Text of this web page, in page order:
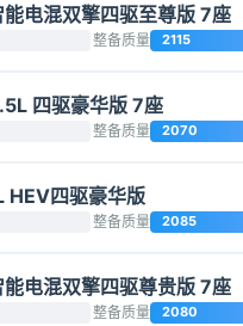
电混双擎四驱至尊版 7座
整备质量 2115
四驱豪华版 7座
整备质量 2070
四驱豪华版
整备质量 2085
电混双擎四驱尊贵版 7座
整备质量 2080